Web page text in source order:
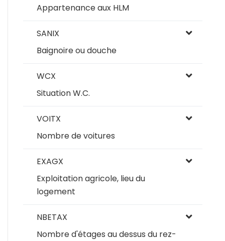
Appartenance aux HLM
SANIX
Baignoire ou douche
WCX
Situation W.C.
VOITX
Nombre de voitures
EXAGX
Exploitation agricole, lieu du
logement
NBETAX
Nombre d'étages au dessus du rez-